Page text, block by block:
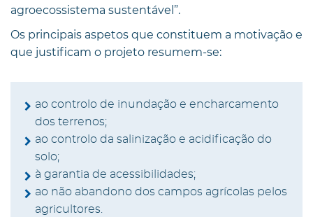
agroecossistema sustentável”.
Os principais aspetos que constituem a motivação e
que justificam o projeto resumem-se:
ao controlo de inundação e encharcamento
dos terrenos;
ao controlo da salinização e acidificação do
solo;
à garantia de acessibilidades;
ao não abandono dos campos agrícolas pelos
agricultores.